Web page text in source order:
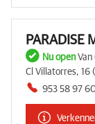
PARADISE
Nu openVan
Cl Villatorres, 16
953 58 97